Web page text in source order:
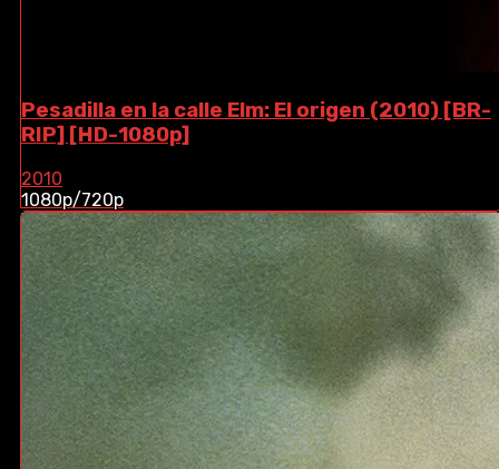
Pesadilla en la calle Elm: El origen (2010) [BR-
RIP] [HD-1080p]
2010
1080p/720p